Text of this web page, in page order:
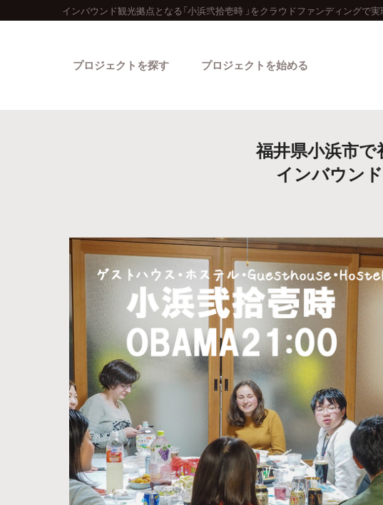
インバウンド観光拠点となる「小浜弐拾壱時 」をクラウドファンディングで実
プロジェクトを探す
人気のプロジ
カテゴリーから探す タグから
最新
プロジェクトを始める
福井県小浜市で
インバウン